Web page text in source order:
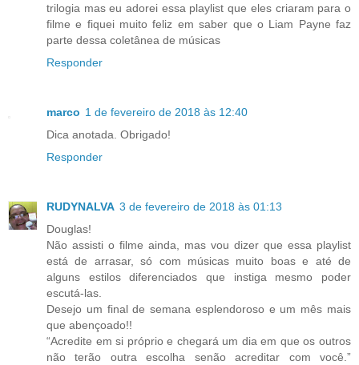
trilogia mas eu adorei essa playlist que eles criaram para o
filme e fiquei muito feliz em saber que o Liam Payne faz
parte dessa coletânea de músicas
Responder
marco 1 de fevereiro de 2018 às 12:40
Dica anotada. Obrigado!
Responder
RUDYNALVA 3 de fevereiro de 2018 às 01:13
Douglas!
Não assisti o filme ainda, mas vou dizer que essa playlist
está de arrasar, só com músicas muito boas e até de
alguns estilos diferenciados que instiga mesmo poder
escutá-las.
Desejo um final de semana esplendoroso e um mês mais
que abençoado!!
“Acredite em si próprio e chegará um dia em que os outros
não terão outra escolha senão acreditar com você.”